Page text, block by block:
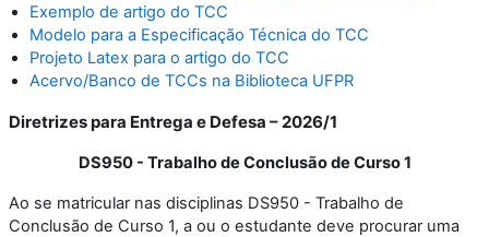
Exemplo de artigo do TCC
Modelo para a Especificação Técnica do TCC
Projeto Latex para o artigo do TCC
Acervo/Banco de TCCs na Biblioteca UFPR
Diretrizes para Entrega e Defesa – 2026/1
DS950 - Trabalho de Conclusão de Curso 1
Ao se matricular nas disciplinas DS950 - Trabalho de
Conclusão de Curso 1, a ou o estudante deve procurar uma